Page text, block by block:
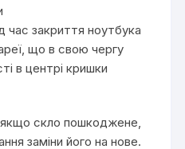
час закриття ноутбука
що в свою чергу
в центрі кришки
скло пошкоджене,
заміни його на нове.